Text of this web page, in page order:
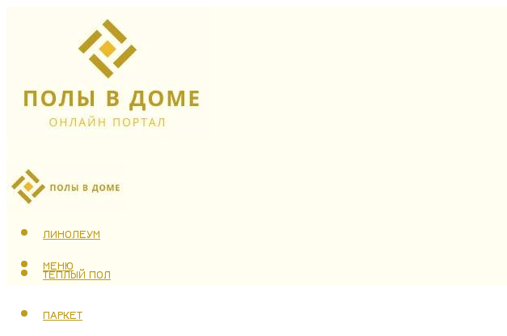
ЛАМИНАТ
ЛИНОЛЕУМ
ТЕПЛЫЙ ПОЛ
ПАРКЕТ
МЕНЮ